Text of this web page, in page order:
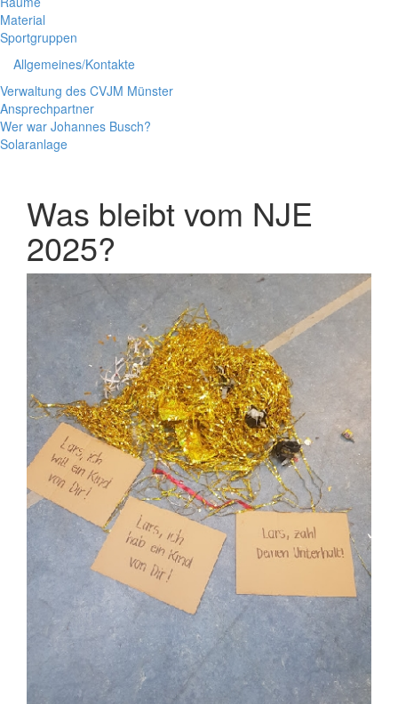
Material
Sportgruppen
Allgemeines/Kontakte
Verwaltung des CVJM Münster
Ansprechpartner
Wer war Johannes Busch?
Solaranlage
Was bleibt vom NJE
2025?